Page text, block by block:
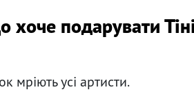
подарувати
мріють усі артисти.